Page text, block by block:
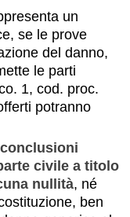
un
se le prove
del danno,
le parti
1, cod. proc.
potranno
civile a titolo
nullità, né
ben